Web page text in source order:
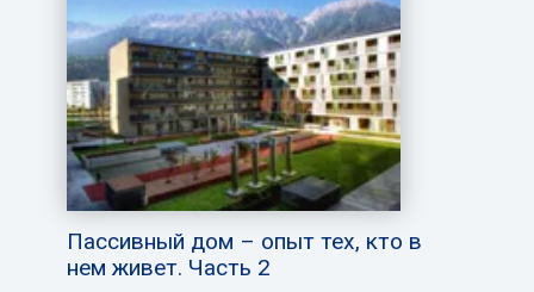
Пассивный дом – опыт тех, кто в
нем живет. Часть 2